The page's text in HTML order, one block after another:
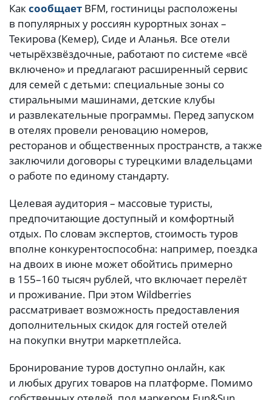
Как сообщает BFM, гостиницы расположены
в популярных у россиян курортных зонах –
Текирова (Кемер), Сиде и Аланья. Все отели
четырёхзвёздочные, работают по системе «всё
включено» и предлагают расширенный сервис
для семей с детьми: специальные зоны со
стиральными машинами, детские клубы
и развлекательные программы. Перед запуском
в отелях провели реновацию номеров,
ресторанов и общественных пространств, а также
заключили договоры с турецкими владельцами
о работе по единому стандарту.
Целевая аудитория – массовые туристы,
предпочитающие доступный и комфортный
отдых. По словам экспертов, стоимость туров
вполне конкурентоспособна: например, поездка
на двоих в июне может обойтись примерно
в 155–160 тысяч рублей, что включает перелёт
и проживание. При этом Wildberries
рассматривает возможность предоставления
дополнительных скидок для гостей отелей
на покупки внутри маркетплейса.
Бронирование туров доступно онлайн, как
и любых других товаров на платформе. Помимо